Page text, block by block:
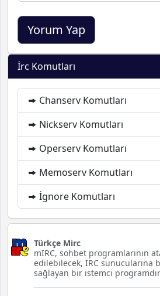
İrc Komutları
Chanserv Komutları
Nickserv Komutları
Operserv Komutları
Memoserv Komutları
İgnore Komutları
Türkçe Mirc
mIRC, sohbet programlarının
edilebilecek, IRC sunucularına
sağlayan bir istemci